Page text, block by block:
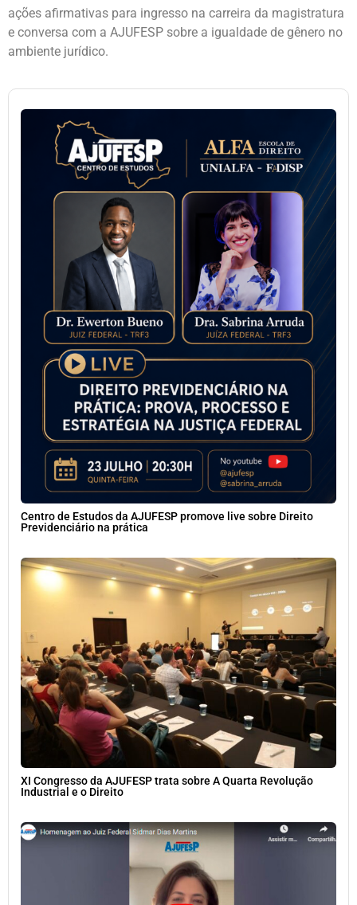
ações afirmativas para ingresso na carreira da magistratura
e conversa com a AJUFESP sobre a igualdade de gênero no
ambiente jurídico.
Centro de Estudos da AJUFESP promove live sobre Direito
Previdenciário na prática
XI Congresso da AJUFESP trata sobre A Quarta Revolução
Industrial e o Direito